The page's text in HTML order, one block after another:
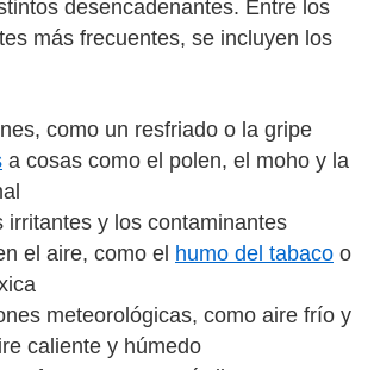
desencadenantes. Entre los
más frecuentes, se incluyen los
como un resfriado o la gripe
a cosas como el polen, el moho y la
irritantes y los contaminantes
el aire, como el humo del tabaco o
meteorológicas, como aire frío y
caliente y húmedo